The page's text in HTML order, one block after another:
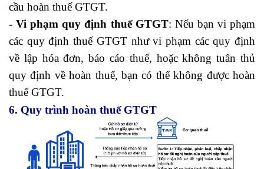
cầu hoàn thuế GTGT.
- Vi phạm quy định thuế GTGT: Nếu bạn vi phạm
các quy định thuế GTGT như vi phạm các quy định
về lập hóa đơn, báo cáo thuế, hoặc không tuân thủ
quy định về hoàn thuế, bạn có thể không được hoàn
thuế GTGT.
6. Quy trình hoàn thuế GTGT